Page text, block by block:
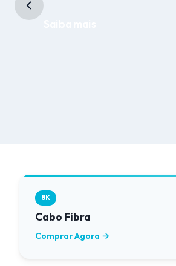
8K
Cabo Fibra
Comprar Agora →